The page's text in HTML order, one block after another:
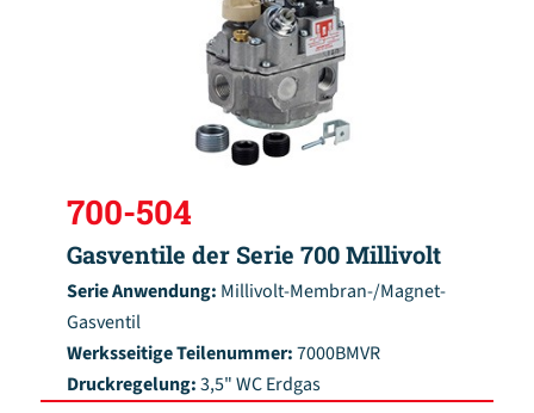
700-504
Gasventile der Serie 700 Millivolt
Serie Anwendung: Millivolt-Membran-/Magnet-
Gasventil
Werksseitige Teilenummer:7000BMVR
Druckregelung:3,5" WC Erdgas